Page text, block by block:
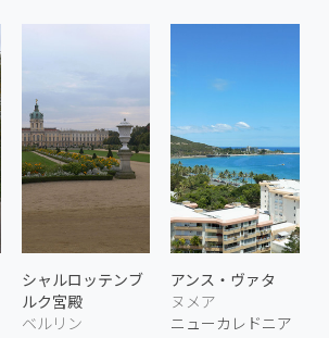
シャルロッテンブ
ルク宮殿
ベルリン
アンス・ヴァタ
ヌメア
ニューカレドニア